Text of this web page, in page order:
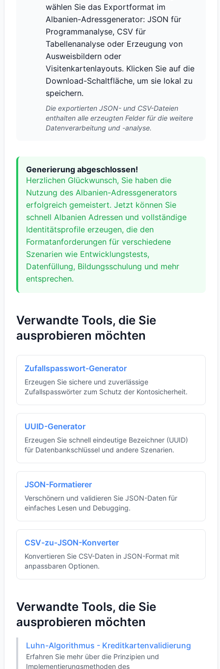
wählen Sie das Exportformat im
Albanien-Adressgenerator: JSON für
Programmanalyse, CSV für
Tabellenanalyse oder Erzeugung von
Ausweisbildern oder
Visitenkartenlayouts. Klicken Sie auf die
Download-Schaltfläche, um sie lokal zu
speichern.
Die exportierten JSON- und CSV-Dateien
enthalten alle erzeugten Felder für die weitere
Datenverarbeitung und -analyse.
Generierung abgeschlossen!
Herzlichen Glückwunsch, Sie haben die
Nutzung des Albanien-Adressgenerators
erfolgreich gemeistert. Jetzt können Sie
schnell Albanien Adressen und vollständige
Identitätsprofile erzeugen, die den
Formatanforderungen für verschiedene
Szenarien wie Entwicklungstests,
Datenfüllung, Bildungsschulung und mehr
entsprechen.
Verwandte Tools, die Sie
ausprobieren möchten
Zufallspasswort-Generator
Erzeugen Sie sichere und zuverlässige
Zufallspasswörter zum Schutz der Kontosicherheit.
UUID-Generator
Erzeugen Sie schnell eindeutige Bezeichner (UUID)
für Datenbankschlüssel und andere Szenarien.
JSON-Formatierer
Verschönern und validieren Sie JSON-Daten für
einfaches Lesen und Debugging.
CSV-zu-JSON-Konverter
Konvertieren Sie CSV-Daten in JSON-Format mit
anpassbaren Optionen.
Verwandte Tools, die Sie
ausprobieren möchten
Luhn-Algorithmus - Kreditkartenvalidierung
Erfahren Sie mehr über die Prinzipien und
Implementierungsmethoden des